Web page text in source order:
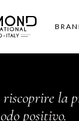
la
positivo.